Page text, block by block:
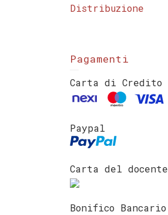
Distribuzione
Pagamenti
Carta di Credito
Paypal
Carta del docente
Bonifico Bancario